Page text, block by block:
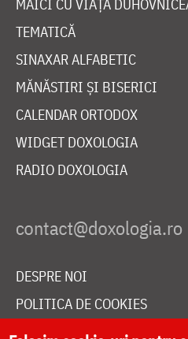
MAICI CU VIAȚĂ
TEMATICĂ
SINAXAR ALFABETIC
MĂNĂSTIRI ȘI BISERICI
CALENDAR ORTODOX
WIDGET DOXOLOGIA
RADIO DOXOLOGIA
DESPRE NOI
POLITICA DE COOKIES
DONEAZĂ ONLINE PENTRU